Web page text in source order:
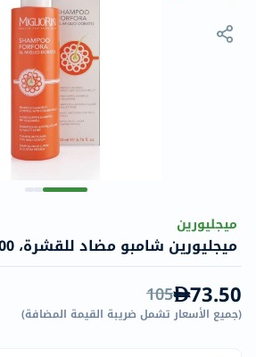
ميجليورين
ميجليورين شامبو مضاد للقشرة، 200 مل
73.50
105
(جميع الأسعار تشمل ضريبة القيمة المضافة)